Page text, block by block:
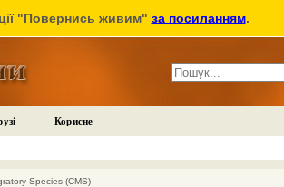
"Повернись живим" за посиланням.
Корисне
Species (CMS)